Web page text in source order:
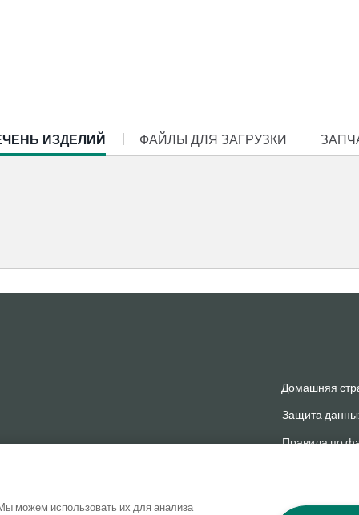
ИЗДЕЛИЙ ФАЙЛЫ ДЛЯ ЗАГРУЗКИ
Домашняя
Защита
Правила по
можем использовать их для анализа